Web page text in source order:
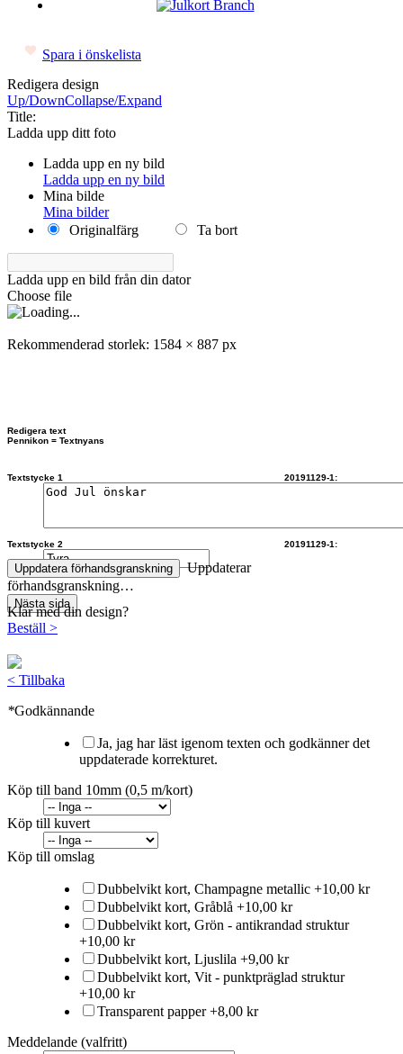
Spara i önskelista
Redigera design
Up/DownCollapse/Expand
Title:
Ladda upp ditt foto
Ladda upp en ny bild
Ladda upp en ny bild
Mina bilde
Mina bilder
Originalfärg
Ta bort
Ladda upp en bild från din dator
Choose file
Rekommenderad storlek: 1584 × 887 px
Redigera text
Pennikon = Textnyans
Textstycke 1 20191129-1:
Textstycke 2 20191129-1:
Uppdatera förhandsgranskning
Uppdaterar
förhandsgranskning…
Nästa sida
Klar med din design?
Beställ >
< Tillbaka
*Godkännande
Ja, jag har läst igenom texten och godkänner det
uppdaterade korrekturet.
Köp till band 10mm (0,5 m/kort)
Köp till kuvert
Köp till omslag
Dubbelvikt kort, Champagne metallic +10,00 kr
Dubbelvikt kort, Gråblå +10,00 kr
Dubbelvikt kort, Grön - antikrandad struktur
+10,00 kr
Dubbelvikt kort, Ljuslila +9,00 kr
Dubbelvikt kort, Vit - punktpräglad struktur
+10,00 kr
Transparent papper+8,00 kr
Meddelande (valfritt)